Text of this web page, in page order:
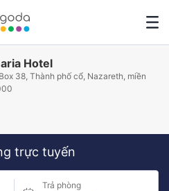
Hotel
38, Thành phố cổ, Nazareth, miền
trực tuyến
Trả phòng